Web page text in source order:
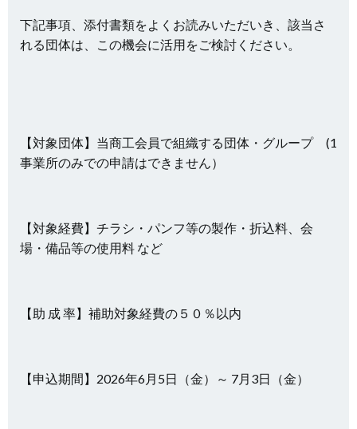
下記事項、添付書類をよくお読みいただいき、該当さ
れる団体は、この機会に活用をご検討ください。
【対象団体】当商工会員で組織する団体・グループ (1
事業所のみでの申請はできません）
【対象経費】チラシ・パンフ等の製作・折込料、会
場・備品等の使用料 など
【助 成 率】補助対象経費の５０％以内
【申込期間】2026年6月5日（金）～ 7月3日（金）